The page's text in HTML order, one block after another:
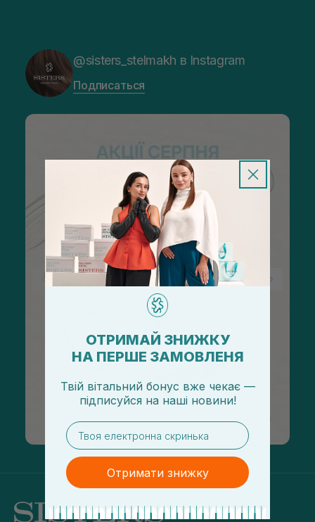
@sisters_stelmakh в Instagram
Подписаться
ОТРИМАЙ ЗНИЖКУ
НА ПЕРШЕ ЗАМОВЛЕНЯ
Твій вітальний бонус вже чекає —
підписуйся на наші новини!
email
Отримати знижку